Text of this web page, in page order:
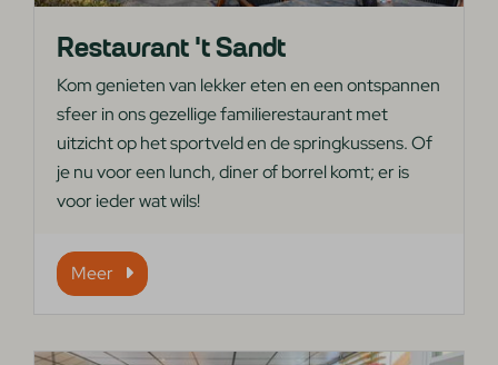
Restaurant 't Sandt
Kom genieten van lekker eten en een ontspannen
sfeer in ons gezellige familierestaurant met
uitzicht op het sportveld en de springkussens. Of
je nu voor een lunch, diner of borrel komt; er is
voor ieder wat wils!
Meer